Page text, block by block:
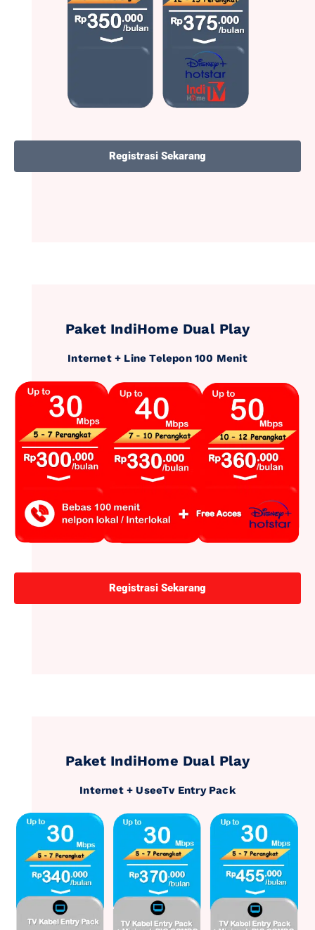
Registrasi Sekarang
Paket IndiHome Dual Play
Internet + Line Telepon 100 Menit
Registrasi Sekarang
Paket IndiHome Dual Play
Internet + UseeTv Entry Pack